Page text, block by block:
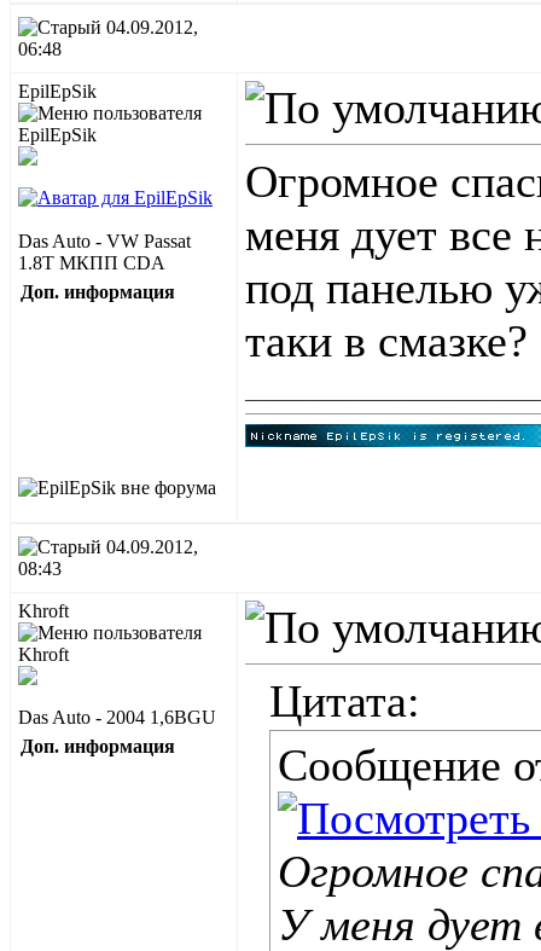
04.09.2012,
06:48
EpilEpSik
Das Auto - VW Passat
1.8T МКПП CDA
Доп. информация
Огромное
меня дует все
под панелью
таки в смазке?
04.09.2012,
08:43
Khroft
Das Auto - 2004 1,6BGU
Доп. информация
Цитата:
Сообщение
Огромное
У меня дует